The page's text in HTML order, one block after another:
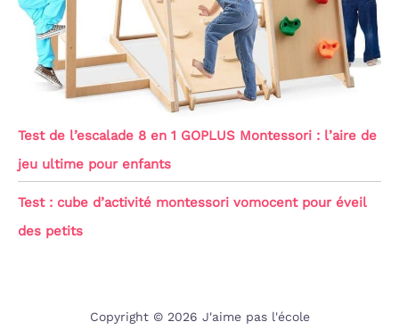
Test de l’escalade 8 en 1 GOPLUS Montessori : l’aire de
jeu ultime pour enfants
Test : cube d’activité montessori vomocent pour éveil
des petits
Copyright © 2026 J'aime pas l'école